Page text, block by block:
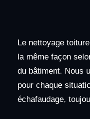
Le nettoyage
la même façon
du bâtiment. Nous
pour chaque
échafaudage,